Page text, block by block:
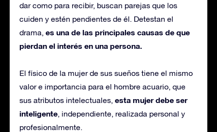
dar como para recibir, buscan parejas que los
cuiden y estén pendientes de él. Detestan el
drama, es una de las principales causas de que
pierdan el interés en una persona.
El físico de la mujer de sus sueños tiene el mismo
valor e importancia para el hombre acuario, que
sus atributos intelectuales, esta mujer debe ser
inteligente, independiente, realizada personal y
profesionalmente.